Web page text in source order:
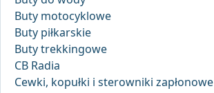
Buty motocyklowe
Buty piłkarskie
Buty trekkingowe
CB Radia
Cewki, kopułki i sterowniki zapłonowe